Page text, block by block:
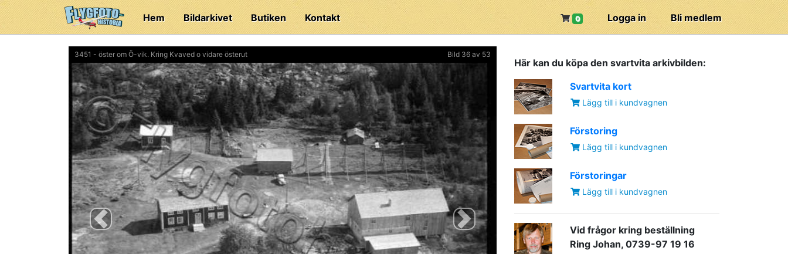
Hem Bildarkivet Butiken Kontakt Bli medlem
Logga in
0
3451 - öster om Ö-vik. Kring Kvaved o vidare österut Bild 36 av 53
Previous Next
Här kan du köpa den svartvita arkivbilden:
Svartvita kort
Lägg till i kundvagnen
Förstoring
Lägg till i kundvagnen
Förstoringar
Lägg till i kundvagnen
Vid frågor kring beställning
Ring Johan, 0739-97 19 16